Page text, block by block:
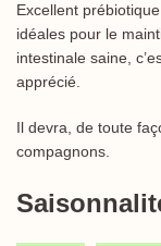
Excellent
idéales pour le
intestinale saine,
apprécié.
Il devra, de toute
compagnons.